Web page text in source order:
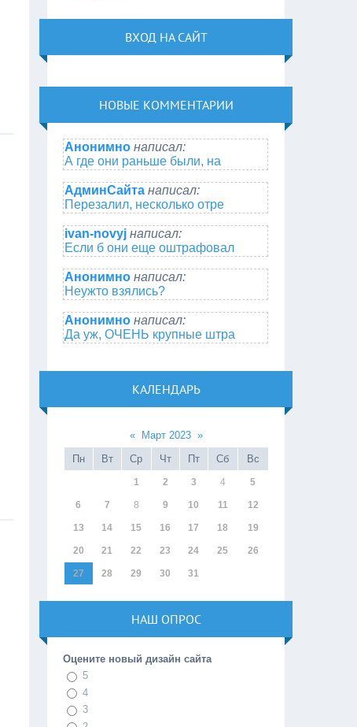
ВХОД НА САЙТ
НОВЫЕ КОММЕНТАРИИ
Анонимно написал:
А где они раньше были, на
АдминСайта написал:
Перезалил, несколько отре
ivan-novyj написал:
Если б они еще оштрафовал
Анонимно написал:
Неужто взялись?
Анонимно написал:
Да уж, ОЧЕНЬ крупные штра
КАЛЕНДАРЬ
« Март 2023 »
Пн
Вт Ср Чт Пт Сб Вс
1 2 3 4 5
6 7 8 9 10 11 12
13 14 15 16 17 18 19
20 21 22 23 24 25 26
27 28 29 30 31
НАШ ОПРОС
Оцените новый дизайн сайта
5
4
3